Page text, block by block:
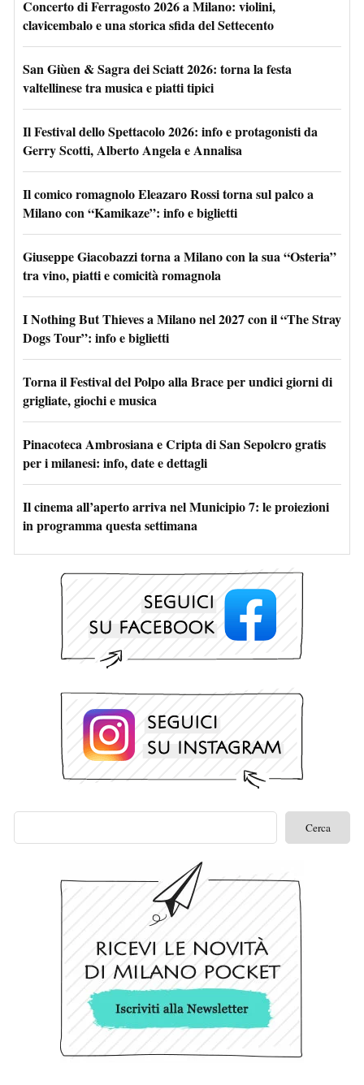
Concerto di Ferragosto 2026 a Milano: violini,
clavicembalo e una storica sfida del Settecento
San Giùen & Sagra dei Sciatt 2026: torna la festa
valtellinese tra musica e piatti tipici
Il Festival dello Spettacolo 2026: info e protagonisti da
Gerry Scotti, Alberto Angela e Annalisa
Il comico romagnolo Eleazaro Rossi torna sul palco a
Milano con “Kamikaze”: info e biglietti
Giuseppe Giacobazzi torna a Milano con la sua “Osteria”
tra vino, piatti e comicità romagnola
I Nothing But Thieves a Milano nel 2027 con il “The Stray
Dogs Tour”: info e biglietti
Torna il Festival del Polpo alla Brace per undici giorni di
grigliate, giochi e musica
Pinacoteca Ambrosiana e Cripta di San Sepolcro gratis
per i milanesi: info, date e dettagli
Il cinema all’aperto arriva nel Municipio 7: le proiezioni
in programma questa settimana